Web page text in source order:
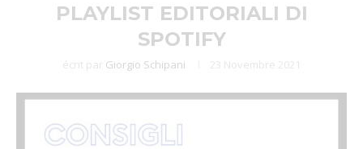
PLAYLIST EDITORIALI DI
SPOTIFY
écrit par Giorgio Schipani 23 Novembre 2021